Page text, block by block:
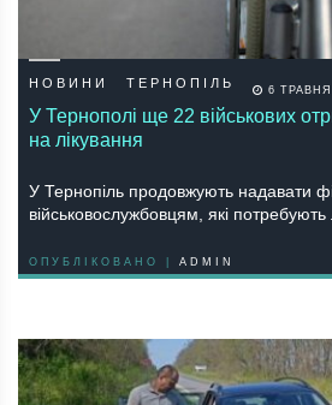
НОВИНИ ТЕРНОПІЛЬ 6 ТРАВНЯ
У Тернополі ще 22 військових
на лікування
У Тернопіль продовжують надавати
військовослужбовцям, які
ОПУБЛІКОВАНО | ADMIN